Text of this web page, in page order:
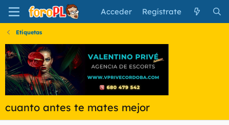
Acceder Regístrate
Etiquetas
cuanto antes te mates mejor